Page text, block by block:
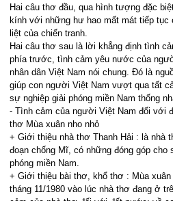
Hai câu thơ đầu, qua hình tượng đặc
kính với những hư hao mất mát tiếp
liệt của chiến tranh.
Hai câu thơ sau là lời khẳng định tình
phía trước, tình cảm yêu nước của
nhân dân Việt Nam nói chung. Đó là
giúp con người Việt Nam vượt qua tất
sự nghiệp giải phóng miền Nam thống
- Tình cảm của người Việt Nam đối với
thơ Mùa xuân nho nhỏ
+ Giới thiệu nhà thơ Thanh Hải : là nhà
đoạn chống Mĩ, có những đóng góp cho
phóng miền Nam.
+ Giới thiệu bài thơ, khổ thơ : Mùa
tháng 11/1980 vào lúc nhà thơ đang ở